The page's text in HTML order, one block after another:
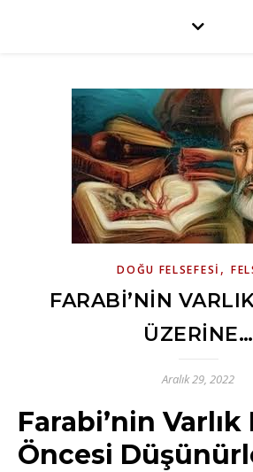
DOĞU FELSEFESI ,
FARABI’NIN
ÜZERINE…
Aralık 29, 2022
Farabi’nin Varlık
Öncesi